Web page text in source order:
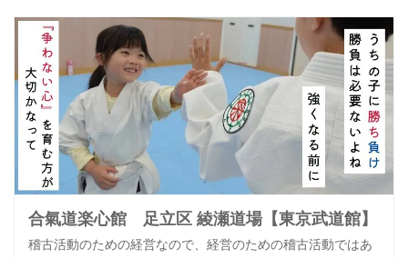
合氣道楽心館 足立区 綾瀬道場【東京武道館】
稽古活動のための経営なので、経営のための稽古活動ではあ